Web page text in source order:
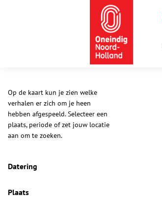
Op de kaart kun je zien welke
verhalen er zich om je heen
hebben afgespeeld. Selecteer een
plaats, periode of zet jouw locatie
aan om te zoeken.
Datering
Plaats